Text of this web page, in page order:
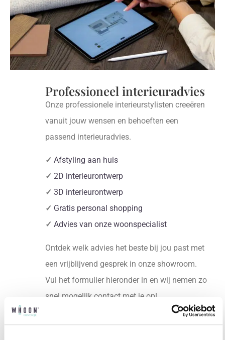
Professioneel interieuradvies
Onze professionele interieurstylisten creeëren
vanuit jouw wensen en behoeften een
passend interieuradvies.
✓ Afstyling aan huis
✓ 2D interieurontwerp
✓ 3D interieurontwerp
✓ Gratis personal shopping
✓ Advies van onze woonspecialist
Ontdek welk advies het beste bij jou past met
een vrijblijvend gesprek in onze showroom.
Vul het formulier hieronder in en wij nemen zo
snel mogelijk contact met je op!